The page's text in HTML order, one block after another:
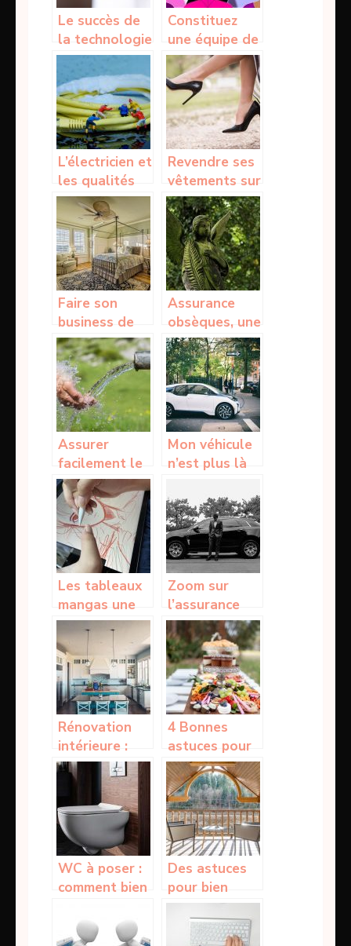
Le succès de
la technologie
mobile
Constituez
une équipe de
service
clientèle
solide
L’électricien et
les qualités
requises par
ses services
Revendre ses
vêtements sur
Internet
Faire son
business de
chez soi
Assurance
obsèques, une
prise en
charge
complète
Assurer
facilement le
service en eau
grâce aux
citernes
souples
Mon véhicule
n’est plus là
ce qu’il faut
faire
Les tableaux
mangas une
excellente
option pour la
décoration
murale
Zoom sur
l’assurance
d’un véhicule
professionnel
Rénovation
intérieure :
Comment
optimiser
votre cuisine ?
4 Bonnes
astuces pour
recevoir et
épater vos
invités lors
d’un buffet
WC à poser :
comment bien
trône pour un
Des astuces
pour bien
choisir son
store banne